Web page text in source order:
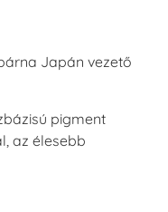
Japán vezető
pigment
az élesebb